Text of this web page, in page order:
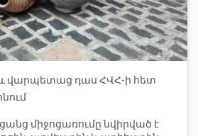
և վարպետաց դաս ՀՎՀ-ի հետ
միջոցառումը նվիրված է